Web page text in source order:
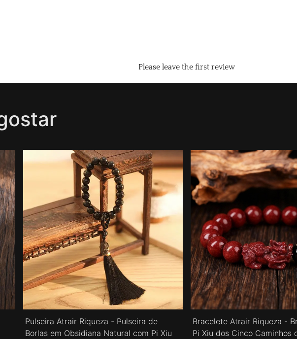
Please leave the first review
Pulseira Atrair Riqueza - Pulseira de
Borlas em Obsidiana Natural com Pi Xiu
Bracelete Atrair Riqueza -
Pi Xiu dos Cinco Caminhos